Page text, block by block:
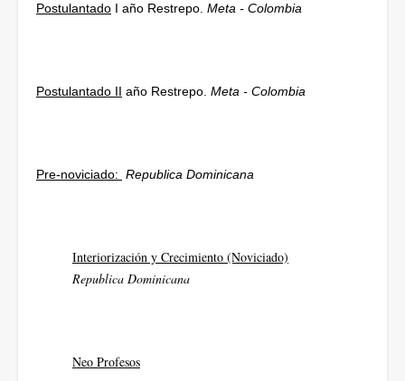
Postulantado I año Restrepo. Meta - Colombia
Postulantado II año Restrepo. Meta - Colombia
Pre-noviciado: Republica Dominicana
Interiorización y Crecimiento (Noviciado)
Republica Dominicana
Neo Profesos